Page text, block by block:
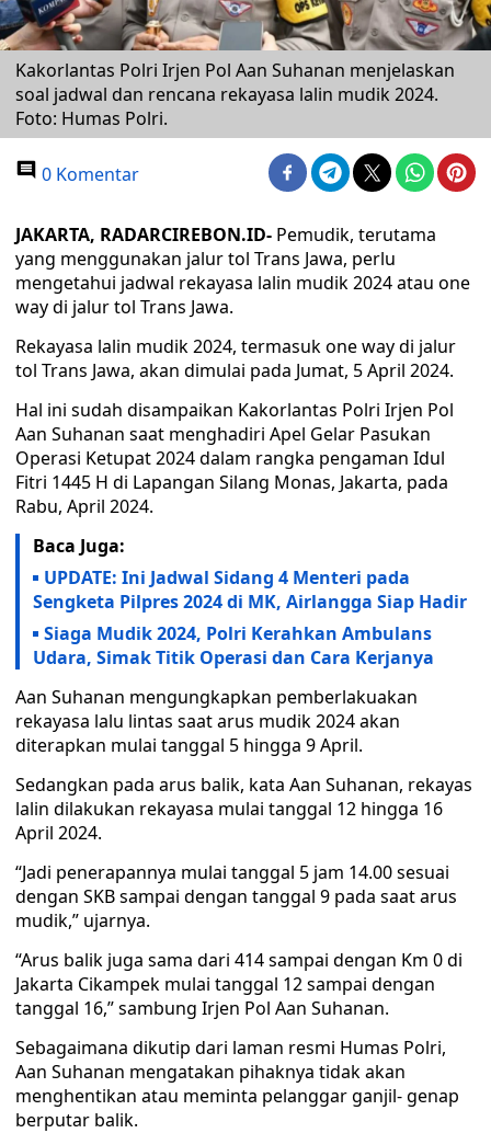
Kakorlantas Polri Irjen Pol Aan Suhanan menjelaskan
soal jadwal dan rencana rekayasa lalin mudik 2024.
Foto: Humas Polri.
0 Komentar
JAKARTA, RADARCIREBON.ID- Pemudik, terutama
yang menggunakan jalur tol Trans Jawa, perlu
mengetahui jadwal rekayasa lalin mudik 2024 atau one
way di jalur tol Trans Jawa.
Rekayasa lalin mudik 2024, termasuk one way di jalur
tol Trans Jawa, akan dimulai pada Jumat, 5 April 2024.
Hal ini sudah disampaikan Kakorlantas Polri Irjen Pol
Aan Suhanan saat menghadiri Apel Gelar Pasukan
Operasi Ketupat 2024 dalam rangka pengaman Idul
Fitri 1445 H di Lapangan Silang Monas, Jakarta, pada
Rabu, April 2024.
Baca Juga:
UPDATE: Ini Jadwal Sidang 4 Menteri pada
Sengketa Pilpres 2024 di MK, Airlangga Siap Hadir
Siaga Mudik 2024, Polri Kerahkan Ambulans
Udara, Simak Titik Operasi dan Cara Kerjanya
Aan Suhanan mengungkapkan pemberlakuakan
rekayasa lalu lintas saat arus mudik 2024 akan
diterapkan mulai tanggal 5 hingga 9 April.
Sedangkan pada arus balik, kata Aan Suhanan, rekayas
lalin dilakukan rekayasa mulai tanggal 12 hingga 16
April 2024.
“Jadi penerapannya mulai tanggal 5 jam 14.00 sesuai
dengan SKB sampai dengan tanggal 9 pada saat arus
mudik,” ujarnya.
“Arus balik juga sama dari 414 sampai dengan Km 0 di
Jakarta Cikampek mulai tanggal 12 sampai dengan
tanggal 16,” sambung Irjen Pol Aan Suhanan.
Sebagaimana dikutip dari laman resmi Humas Polri,
Aan Suhanan mengatakan pihaknya tidak akan
menghentikan atau meminta pelanggar ganjil- genap
berputar balik.